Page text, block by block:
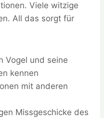
Viele witzige
All das sorgt für
Vogel und seine
kennen
mit anderen
Missgeschicke des